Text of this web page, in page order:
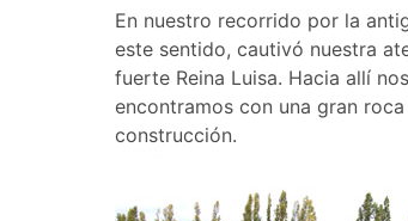
En nuestro recorrido por la
este sentido, cautivó nuestra
fuerte Reina Luisa. Hacia allí
encontramos con una gran
construcción.